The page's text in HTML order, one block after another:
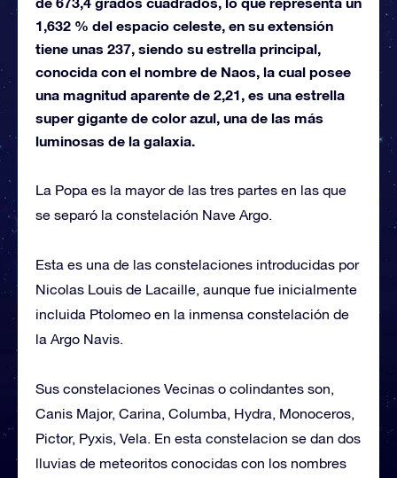
1,632 % del espacio celeste, en su extensión
tiene unas 237, siendo su estrella principal,
conocida con el nombre de Naos, la cual posee
una magnitud aparente de 2,21, es una estrella
super gigante de color azul, una de las más
luminosas de la galaxia.
La Popa es la mayor de las tres partes en las que
se separó la constelación Nave Argo.
Esta es una de las constelaciones introducidas por
Nicolas Louis de Lacaille, aunque fue inicialmente
incluida Ptolomeo en la inmensa constelación de
la Argo Navis.
Sus constelaciones Vecinas o colindantes son,
Canis Major, Carina, Columba, Hydra, Monoceros,
Pictor, Pyxis, Vela. En esta constelacion se dan dos
lluvias de meteoritos conocidas con los nombres